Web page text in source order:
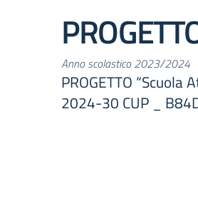
Anno scolastico 2023/2024
PROGETTO “Scuola
2024-30 CUP _